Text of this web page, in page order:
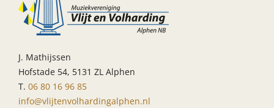
J. Mathijssen
Hofstade 54, 5131 ZL Alphen
T. 06 80 16 96 85
info@vlijtenvolhardingalphen.nl